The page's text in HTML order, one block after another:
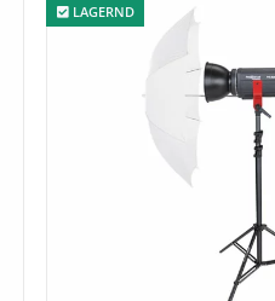
LAGERND